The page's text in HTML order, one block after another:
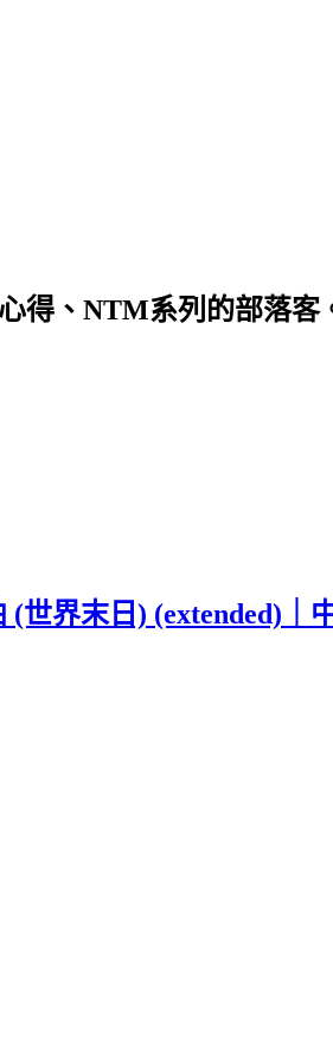
得、NTM系列的部落
世界末日) (extended)｜